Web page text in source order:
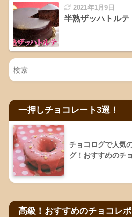
2021年1月9日
半熟ザッハトルテ
一押しチョコレート3選！
チョコログで人気
グ！おすすめのチ
高級！おすすめのチョコレポ